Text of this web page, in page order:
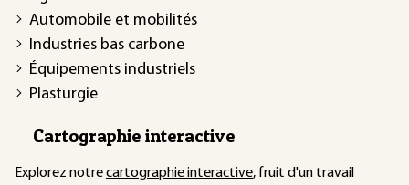
Automobile et mobilités
Industries bas carbone
Équipements industriels
Plasturgie
Cartographie interactive
Explorez notrecartographie interactive, fruit d'un travail